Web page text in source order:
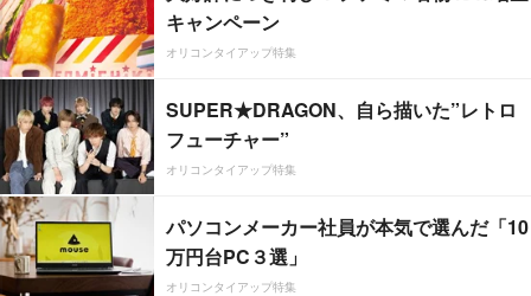
キャンペーン
オリコンタイアップ特集
SUPER★DRAGON、自ら描いた”レトロ
フューチャー”
オリコンタイアップ特集
パソコンメーカー社員が本気で選んだ「10
万円台PC３選」
オリコンタイアップ特集